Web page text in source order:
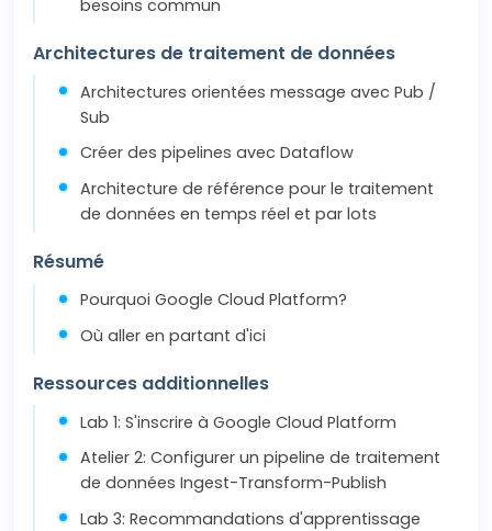
besoins commun
Architectures de traitement de données
Architectures orientées message avec Pub /
Sub
Créer des pipelines avec Dataflow
Architecture de référence pour le traitement
de données en temps réel et par lots
Résumé
Pourquoi Google Cloud Platform?
Où aller en partant d'ici
Ressources additionnelles
Lab 1: S'inscrire à Google Cloud Platform
Atelier 2: Configurer un pipeline de traitement
de données Ingest-Transform-Publish
Lab 3: Recommandations d'apprentissage